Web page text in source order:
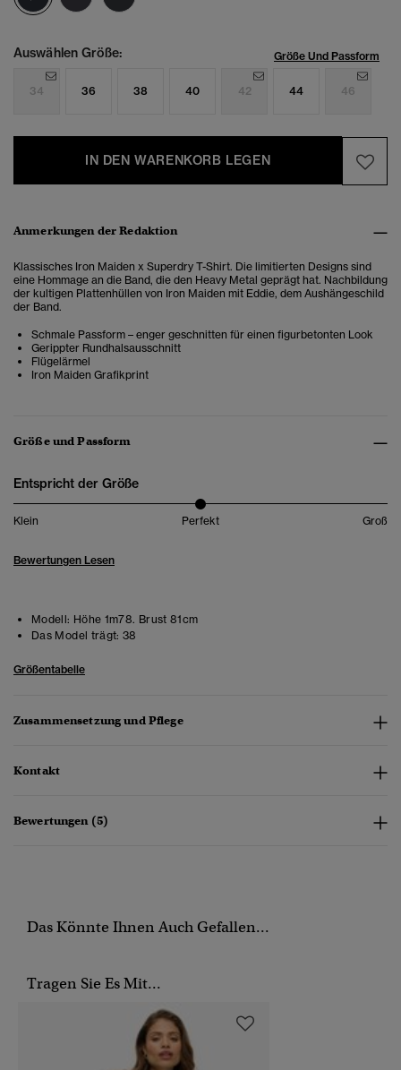
Auswählen Größe: Größe Und Passform
34 36 38 40 42 44 46
IN DEN WARENKORB LEGEN
Anmerkungen der Redaktion
Klassisches Iron Maiden x Superdry T-Shirt. Die limitierten Designs sind
eine Hommage an die Band, die den Heavy Metal geprägt hat. Nachbildung
der kultigen Plattenhüllen von Iron Maiden mit Eddie, dem Aushängeschild
der Band.
Schmale Passform – enger geschnitten für einen figurbetonten Look
Gerippter Rundhalsausschnitt
Flügelärmel
Iron Maiden Grafikprint
Größe und Passform
Entspricht der Größe
Klein Perfekt Groß
Bewertungen Lesen
Modell: Höhe 1m78. Brust 81cm
Das Model trägt: 38
Größentabelle
Zusammensetzung und Pflege
Kontakt
Bewertungen (5)
Das Könnte Ihnen Auch Gefallen...
Tragen Sie Es Mit...